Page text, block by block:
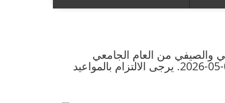
والصيفي من العام الجامعي
2025-2026، والذي سيعقد في مختبرات الاكاديمية يوم الاحد الموافق 03-05-2026. يرجى الالتزام بالمواعيد